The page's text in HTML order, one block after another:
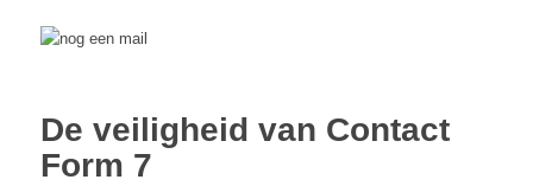
De veiligheid van Contact
Form 7